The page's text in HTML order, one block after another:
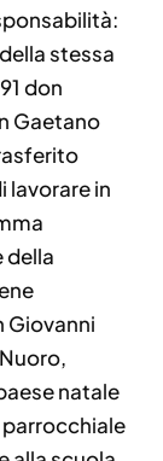
stessa
don
Gaetano
lavorare in
della
Giovanni
natale